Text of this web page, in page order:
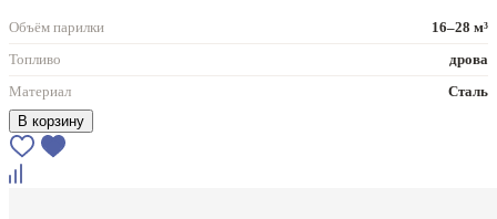
Объём парилки
16–28 м³
Топливо
дрова
Материал
Сталь
В корзину